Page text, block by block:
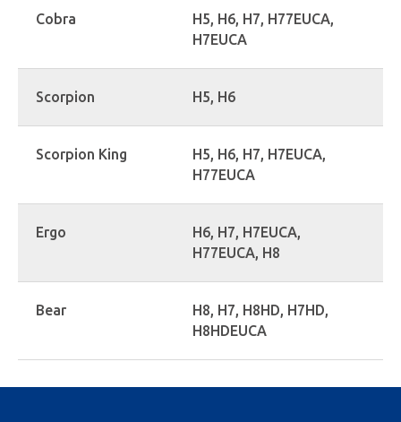
Cobra
H5, H6, H7, H77EUCA,
H7EUCA
Scorpion H5, H6
Scorpion King
H5, H6, H7, H7EUCA,
H77EUCA
Ergo
H6, H7, H7EUCA,
H77EUCA, H8
Bear
H8, H7, H8HD, H7HD,
H8HDEUCA